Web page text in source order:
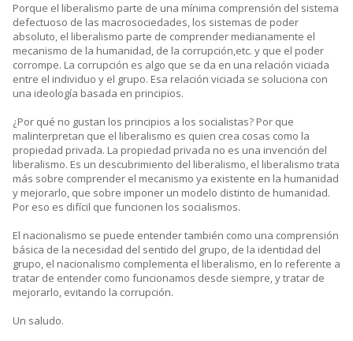
Porque el liberalismo parte de una mínima comprensión del sistema
defectuoso de las macrosociedades, los sistemas de poder
absoluto, el liberalismo parte de comprender medianamente el
mecanismo de la humanidad, de la corrupción,etc. y que el poder
corrompe. La corrupción es algo que se da en una relación viciada
entre el individuo y el grupo. Esa relación viciada se soluciona con
una ideología basada en principios.
¿Por qué no gustan los principios a los socialistas? Por que
malinterpretan que el liberalismo es quien crea cosas como la
propiedad privada. La propiedad privada no es una invención del
liberalismo. Es un descubrimiento del liberalismo, el liberalismo trata
más sobre comprender el mecanismo ya existente en la humanidad
y mejorarlo, que sobre imponer un modelo distinto de humanidad.
Por eso es difícil que funcionen los socialismos.
El nacionalismo se puede entender también como una comprensión
básica de la necesidad del sentido del grupo, de la identidad del
grupo, el nacionalismo complementa el liberalismo, en lo referente a
tratar de entender como funcionamos desde siempre, y tratar de
mejorarlo, evitando la corrupción.
Un saludo.